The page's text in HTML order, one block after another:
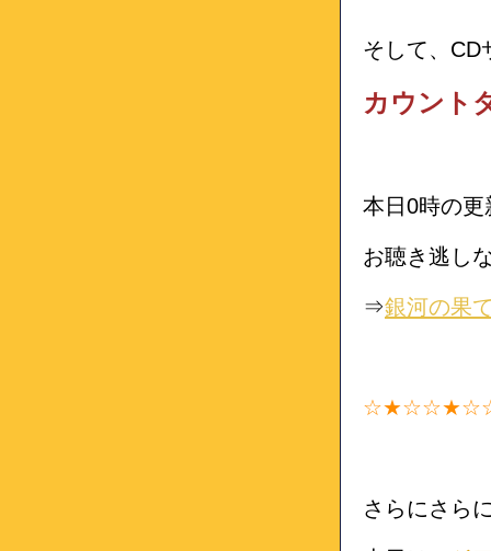
そして、CD
カウント
本日0時の
お聴き逃し
⇒銀河の果
さらにさら